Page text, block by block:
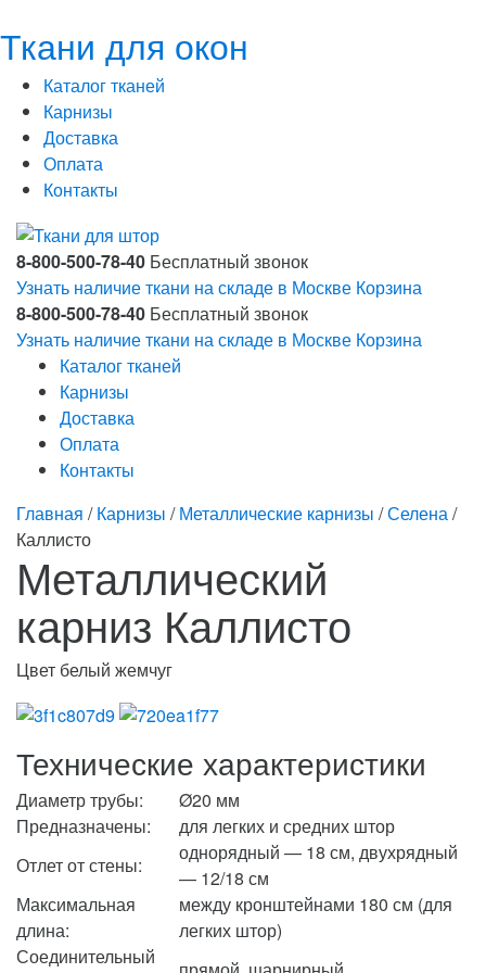
Ткани для окон
Каталог тканей
Карнизы
Доставка
Оплата
Контакты
8-800-500-78-40 Бесплатный звонок
Узнать наличие ткани на складе в Москве Корзина
8-800-500-78-40 Бесплатный звонок
Узнать наличие ткани на складе в Москве Корзина
Каталог тканей
Карнизы
Доставка
Оплата
Контакты
Главная /Карнизы /Металлические карнизы /Селена/
Каллисто
Металлический
карниз Каллисто
Цвет белый жемчуг
Технические характеристики
Диаметр трубы:
Ø20 мм
Предназначены:
для легких и средних штор
Отлет от стены:
однорядный — 18 см, двухрядный
— 12/18 см
Максимальная
длина:
между кронштейнами 180 см (для
легких штор)
Соединительный